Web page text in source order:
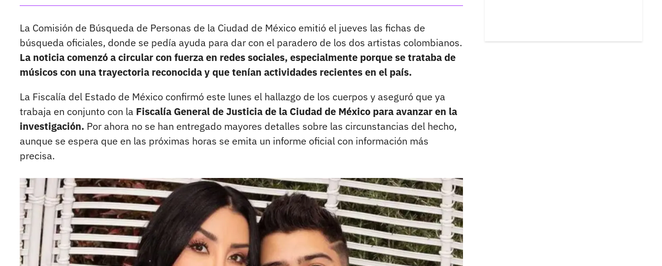
La Comisión de Búsqueda de Personas de la Ciudad de México emitió el jueves las fichas de
búsqueda oficiales, donde se pedía ayuda para dar con el paradero de los dos artistas colombianos.
La noticia comenzó a circular con fuerza en redes sociales, especialmente porque se trataba de
músicos con una trayectoria reconocida y que tenían actividades recientes en el país.
La Fiscalía del Estado de México confirmó este lunes el hallazgo de los cuerpos y aseguró que ya
trabaja en conjunto con la Fiscalía General de Justicia de la Ciudad de México para avanzar en la
investigación. Por ahora no se han entregado mayores detalles sobre las circunstancias del hecho,
aunque se espera que en las próximas horas se emita un informe oficial con información más
precisa.